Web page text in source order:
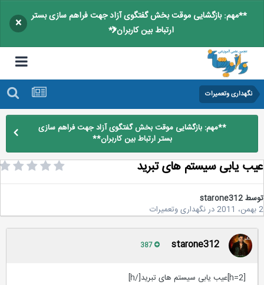
**مهم: بازگشایی موقت بخش گفتگوی آزاد جهت فراهم سازی بستر
ارتباط بین کاربران**
×
نگهداری وتعمیرات
**مهم: بازگشایی موقت بخش گفتگوی آزاد جهت فراهم سازی
بستر ارتباط بین کاربران**
یابی سیستم های تبرید
starone312
درنگهداری وتعمیرات
starone312